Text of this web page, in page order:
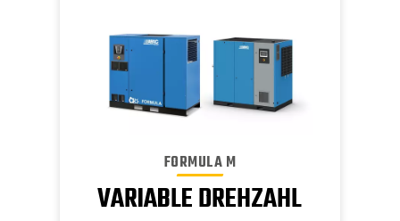
FORMULA M
VARIABLE DREHZAHL